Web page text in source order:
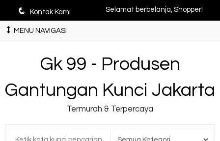
q Kontak Kami Selamat berbelanja, Shopper!
MENU NAVIGASI
Gk 99 - Produsen
Gantungan Kunci Jakarta
Termurah & Terpercaya